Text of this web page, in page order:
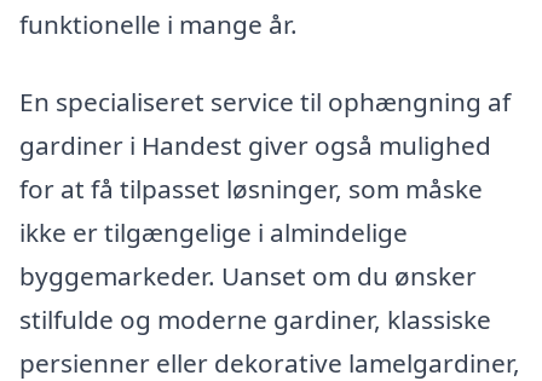
funktionelle i mange år.
En specialiseret service til ophængning af
gardiner i Handest giver også mulighed
for at få tilpasset løsninger, som måske
ikke er tilgængelige i almindelige
byggemarkeder. Uanset om du ønsker
stilfulde og moderne gardiner, klassiske
persienner eller dekorative lamelgardiner,